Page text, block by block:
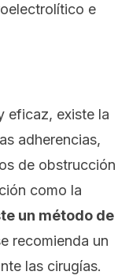
e
eficaz, existe la
adherencias,
de obstrucción
como la
un método de
recomienda un
las cirugías.